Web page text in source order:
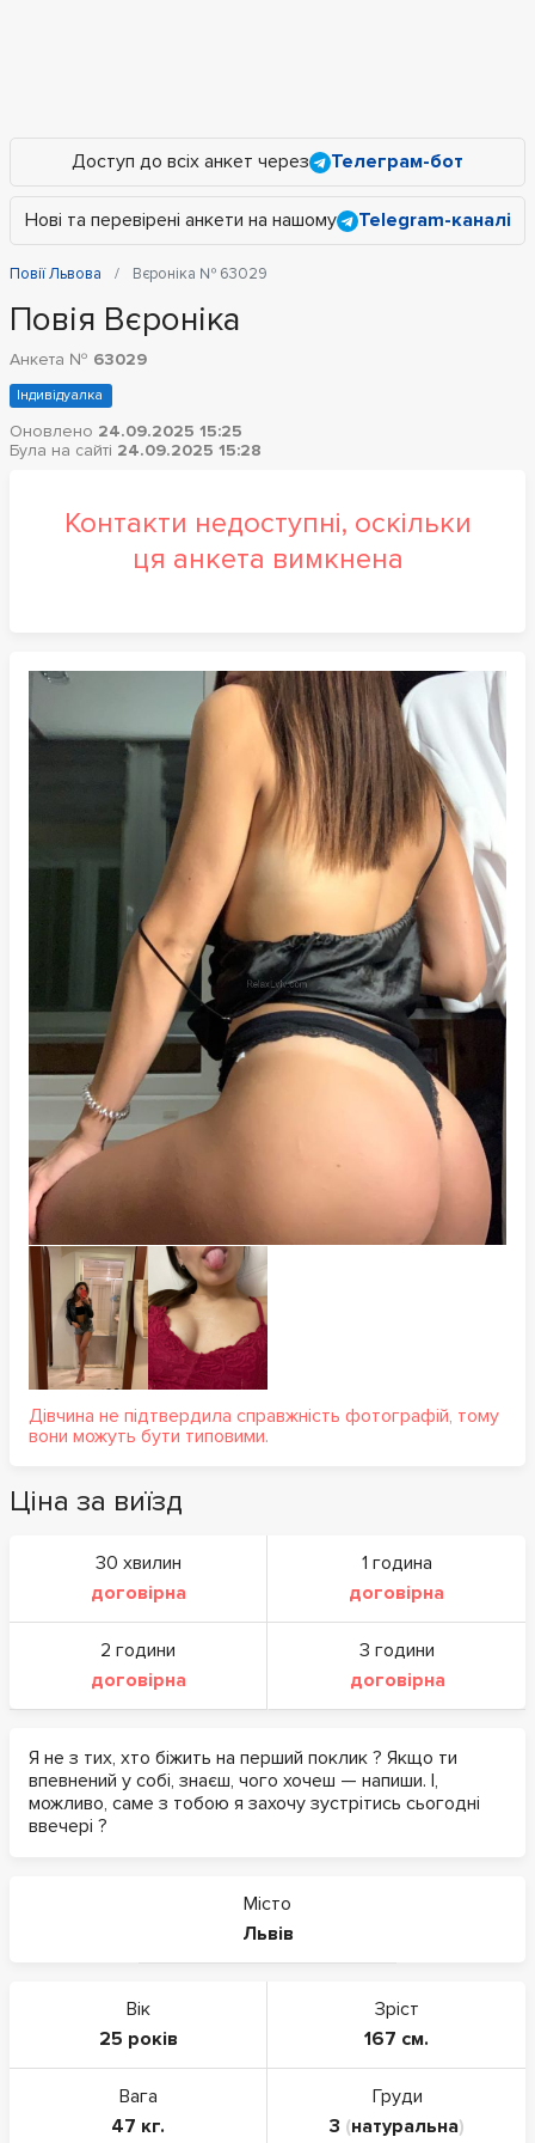
Доступ до всіх анкет через Телеграм-бот
Нові та перевірені анкети на нашому Telegram-каналі
Повії Львова Вєроніка № 63029
Повія Вєроніка
Анкета № 63029
Індивідуалка
Оновлено 24.09.2025 15:25
Була на сайті 24.09.2025 15:28
Контакти недоступні, оскільки
ця анкета вимкнена
Дівчина не підтвердила справжність фотографій, тому
вони можуть бути типовими.
Ціна за виїзд
30 хвилин
договірна
1 година
договірна
2 години
договірна
3 години
договірна
Я не з тих, хто біжить на перший поклик ? Якщо ти
впевнений у собі, знаєш, чого хочеш — напиши. І,
можливо, саме з тобою я захочу зустрітись сьогодні
ввечері ?
Місто
Львів
Вік
25 років
Зріст
167 см.
Вага
47 кг.
Груди
3 (натуральна)